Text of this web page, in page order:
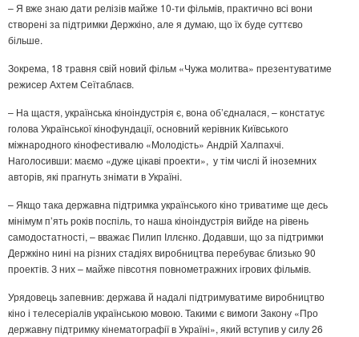
– Я вже знаю дати релізів майже 10-ти фільмів, практично всі вони
створені за підтримки Держкіно, але я думаю, що їх буде суттєво
більше.
Зокрема, 18 травня свій новий фільм «Чужа молитва» презентуватиме
режисер Ахтем Сеїтаблаєв.
– На щастя, українська кіноіндустрія є, вона об’єдналася, – констатує
голова Української кінофундації, основний керівник Київського
міжнародного кінофестивалю «Молодість» Андрій Халпахчі.
Наголосивши: маємо «дуже цікаві проекти», у тім числі й іноземних
авторів, які прагнуть знімати в Україні.
– Якщо така державна підтримка українського кіно триватиме ще десь
мінімум п’ять років поспіль, то наша кіноіндустрія вийде на рівень
самодостатності, – вважає Пилип Іллєнко. Додавши, що за підтримки
Держкіно нині на різних стадіях виробництва перебуває близько 90
проектів. З них – майже півсотня повнометражних ігрових фільмів.
Урядовець запевнив: держава й надалі підтримуватиме виробництво
кіно і телесеріалів українською мовою. Такими є вимоги Закону «Про
державну підтримку кінематографії в Україні», який вступив у силу 26